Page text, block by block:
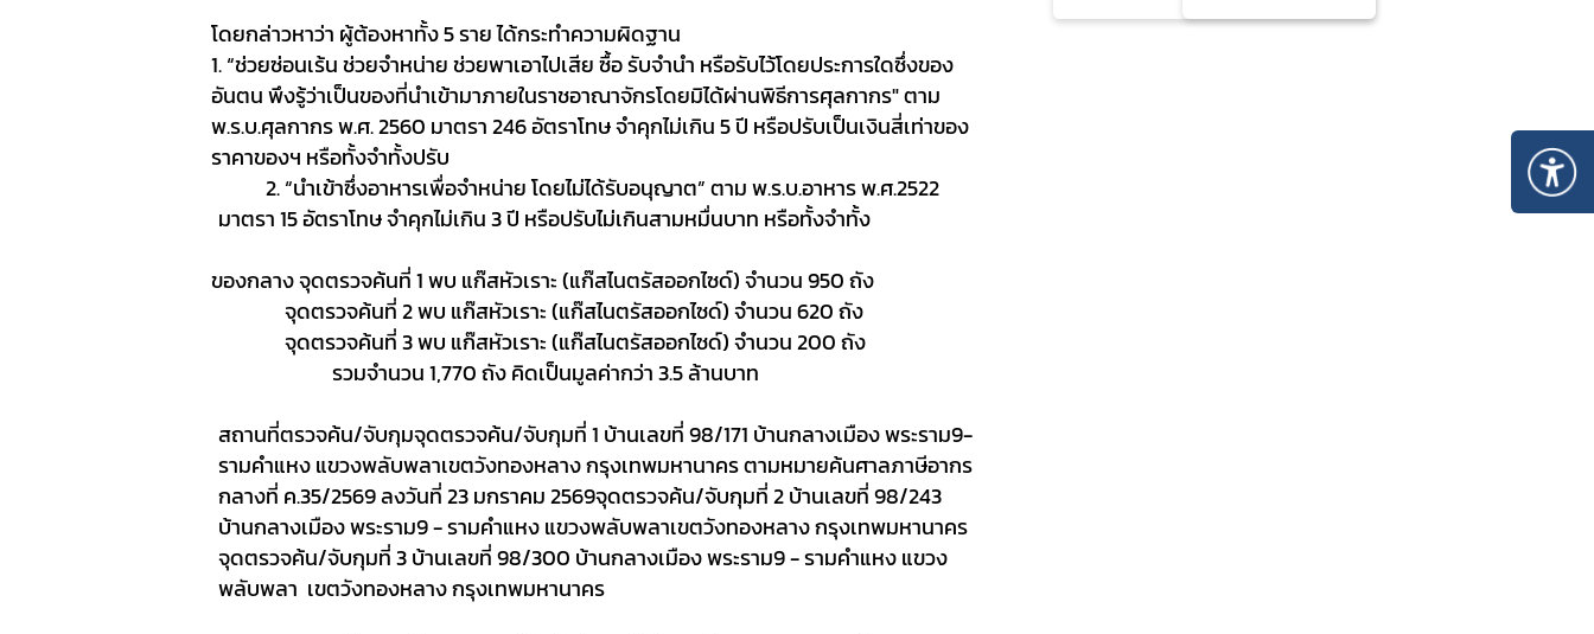
โดยกล่าวหาว่า ผู้ต้องหาทั้ง5ราย ได้กระทำความผิดฐาน
1. “ช่วยซ่อนเร้น ช่วยจำหน่าย ช่วยพาเอาไปเสีย ซื้อ รับจำนำ หรือรับไว้โดยประการใดซึ่งของ
อันตน พึงรู้ว่าเป็นของที่นำเข้ามาภายในราชอาณาจักรโดยมิได้ผ่านพิธีการศุลกากร" ตาม
พ.ร.บ.ศุลกากร พ.ศ.2560 มาตรา246อัตราโทษจำคุกไม่เกิน5ปี หรือปรับเป็นเงินสี่เท่าของ
ราคาของฯ หรือทั้งจำทั้งปรับ
2. “นำเข้าซึ่งอาหารเพื่อจำหน่าย โดยไม่ได้รับอนุญาต” ตาม พ.ร.บ.อาหาร พ.ศ.2522
มาตรา15อัตราโทษ จำคุกไม่เกิน3ปี หรือปรับไม่เกินสามหมื่นบาท หรือทั้งจำทั้ง
ของกลางจุดตรวจค้นที่1พบ แก๊สหัวเราะ (แก๊สไนตรัสออกไซด์) จำนวน950ถัง
จุดตรวจค้นที่ 2 พบ แก๊สหัวเราะ (แก๊สไนตรัสออกไซด์) จำนวน 620 ถัง
จุดตรวจค้นที่ 3 พบ แก๊สหัวเราะ (แก๊สไนตรัสออกไซด์) จำนวน 200 ถัง
รวมจำนวน 1,770ถัง คิดเป็นมูลค่ากว่า3.5ล้านบาท
สถานที่ตรวจค้น/จับกุมจุดตรวจค้น/จับกุมที่1 บ้านเลขที่ 98/171 บ้านกลางเมือง พระราม9-
รามคำแหง แขวงพลับพลาเขตวังทองหลาง กรุงเทพมหานาคร ตามหมายค้นศาลภาษีอากร
กลางที่ ค.35/2569 ลงวันที่ 23 มกราคม2569จุดตรวจค้น/จับกุมที่2บ้านเลขที่ 98/243
บ้านกลางเมือง พระราม9 - รามคำแหง แขวงพลับพลาเขตวังทองหลาง กรุงเทพมหานาคร
จุดตรวจค้น/จับกุมที่ 3บ้านเลขที่ 98/300 บ้านกลางเมือง พระราม9 - รามคำแหง แขวง
พลับพลา เขตวังทองหลาง กรุงเทพมหานาคร